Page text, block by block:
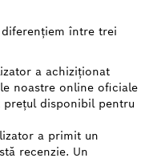
între trei
a achiziționat
noastre online oficiale
prețul disponibil pentru
a primit un
recenzie. Un